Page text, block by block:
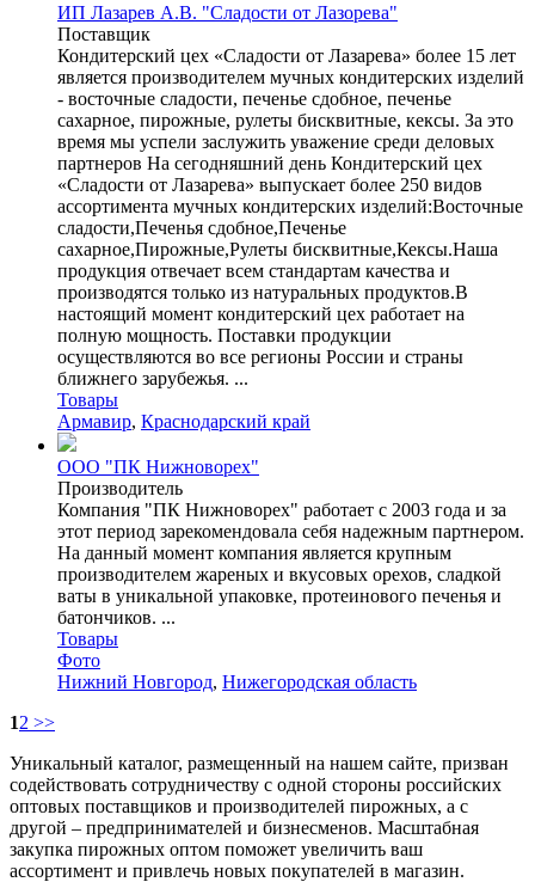
ИП Лазарев А.В. "Сладости от Лазорева"
Поставщик
Кондитерский цех «Сладости от Лазарева» более 15 лет
является производителем мучных кондитерских изделий
- восточные сладости, печенье сдобное, печенье
сахарное, пирожные, рулеты бисквитные, кексы. За это
время мы успели заслужить уважение среди деловых
партнеров На сегодняшний день Кондитерский цех
«Сладости от Лазарева» выпускает более 250 видов
ассортимента мучных кондитерских изделий:Восточные
сладости,Печенья сдобное,Печенье
сахарное,Пирожные,Рулеты бисквитные,Кексы.Наша
продукция отвечает всем стандартам качества и
производятся только из натуральных продуктов.В
настоящий момент кондитерский цех работает на
полную мощность. Поставки продукции
осуществляются во все регионы России и страны
ближнего зарубежья. ...
Товары
Армавир, Краснодарский край
ООО "ПК Нижноворех"
Производитель
Компания "ПК Нижноворех" работает с 2003 года и за
этот период зарекомендовала себя надежным партнером.
На данный момент компания является крупным
производителем жареных и вкусовых орехов, сладкой
ваты в уникальной упаковке, протеинового печенья и
батончиков. ...
Товары
Фото
Нижний Новгород, Нижегородская область
12 >>
Уникальный каталог, размещенный на нашем сайте, призван
содействовать сотрудничеству с одной стороны российских
оптовых поставщиков и производителей пирожных, а с
другой – предпринимателей и бизнесменов. Масштабная
закупка пирожных оптом поможет увеличить ваш
ассортимент и привлечь новых покупателей в магазин.